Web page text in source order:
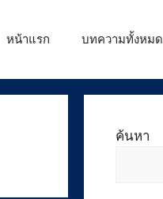
หน้าแรก บทความทั้งหมด
ค้นหา